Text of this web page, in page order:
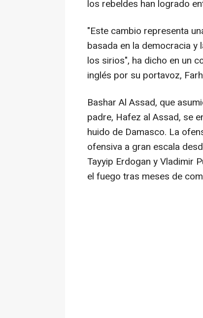
los rebeldes han logrado
"Este cambio representa
basada en la democracia
los sirios", ha dicho en un
inglés por su portavoz,
Bashar Al Assad, que
padre, Hafez al Assad, se
huido de Damasco. La
ofensiva a gran escala
Tayyip Erdogan y Vladimir
el fuego tras meses de